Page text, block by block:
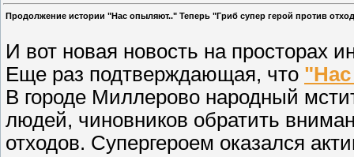
Продолжение истории "Нас опыляют.." Теперь "Гриб супер герой против
И вот новая новость на просторах
Еще раз подтверждающая, что
В городе Миллерово народный
людей, чиновников обратить
отходов. Супергероем оказался